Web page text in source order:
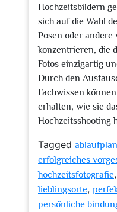
Hochzeitsbildern
sich auf die Wahl
Posen oder
konzentrieren, die
Fotos einzigartig
Durch den
Fachwissen
erhalten, wie sie
Hochzeitsshooting
Tagged ablaufplan
erfolgreiches
hochzeitsfotografie,
lieblingsorte,
persönliche